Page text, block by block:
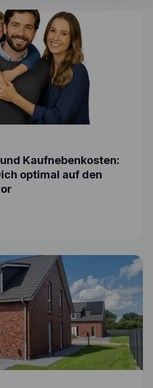
Kaufnebenkosten:
optimal auf den